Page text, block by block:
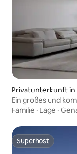
Privatunterkunft in
Ein großes und
Familie · Lage ·
Superhost
Superhost